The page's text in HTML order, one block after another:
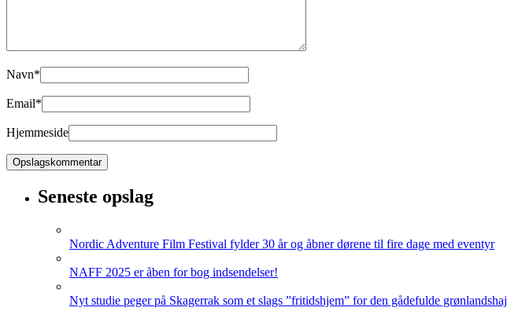
Navn*
Email*
Hjemmeside
Seneste opslag
Nordic Adventure Film Festival fylder 30 år og åbner dørene til fire dage med eventyr
NAFF 2025 er åben for bog indsendelser!
Nyt studie peger på Skagerrak som et slags ”fritidshjem” for den gådefulde grønlandshaj